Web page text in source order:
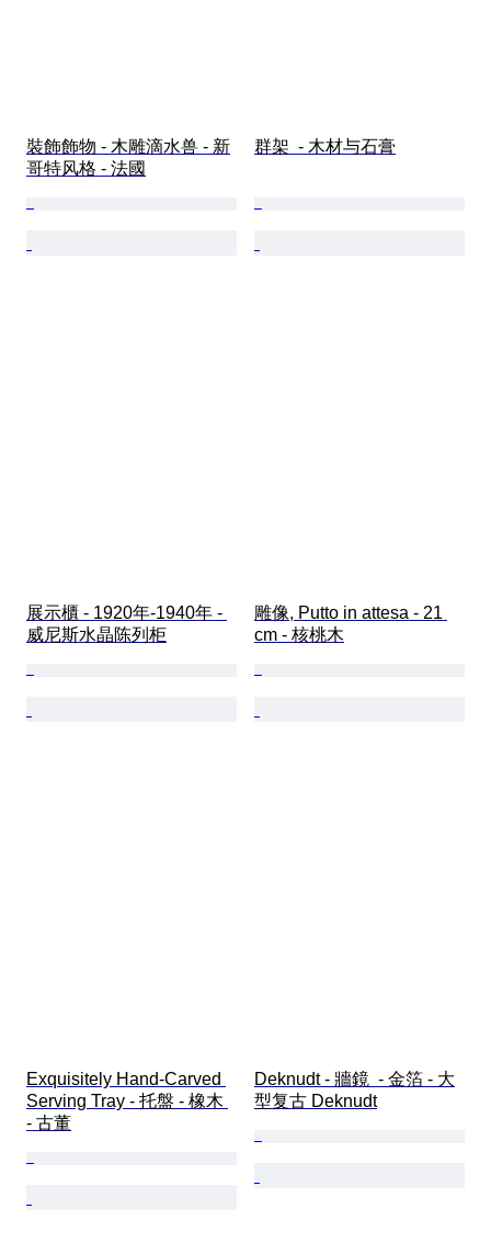
裝飾飾物 - 木雕滴水兽 - 新
哥特风格 - 法國
群架  - 木材与石膏
展示櫃 - 1920年-1940年 -
威尼斯水晶陈列柜
雕像, Putto in attesa - 21
cm - 核桃木
Exquisitely Hand-Carved
Serving Tray - 托盤 - 橡木
- 古董
Deknudt - 牆鏡  - 金箔 - 大
型复古 Deknudt